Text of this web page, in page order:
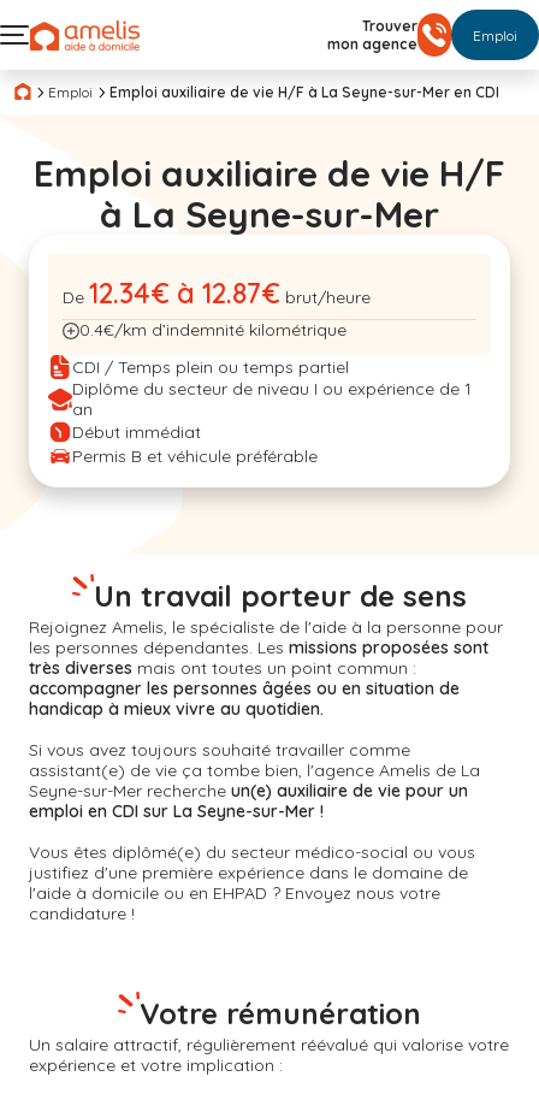
Trouver
mon agence
Emploi
Emploi Emploi auxiliaire de vie H/F à La Seyne-sur-Mer en CDI
Emploi auxiliaire de vie H/F
à La Seyne-sur-Mer
De 12.34€ à 12.87€ brut/heure
0.4€/km d’indemnité kilométrique
CDI / Temps plein ou temps partiel
Diplôme du secteur de niveau I ou expérience de 1
an
Début immédiat
Permis B et véhicule préférable
Rejoignez Amelis, le spécialiste de l'aide à la personne pour
les personnes dépendantes. Les missions proposées sont
très diverses mais ont toutes un point commun :
accompagner les personnes âgées ou en situation de
handicap à mieux vivre au quotidien.
Si vous avez toujours souhaité travailler comme
assistant(e) de vie ça tombe bien, l'agence Amelis de La
Seyne-sur-Mer recherche un(e) auxiliaire de vie pour un
emploi en CDI sur La Seyne-sur-Mer !
Vous êtes diplômé(e) du secteur médico-social ou vous
justifiez d'une première expérience dans le domaine de
l'aide à domicile ou en EHPAD ? Envoyez nous votre
candidature !
Un travail porteur de sens
Un salaire attractif, régulièrement réévalué qui valorise votre
expérience et votre implication :
Votre rémunération